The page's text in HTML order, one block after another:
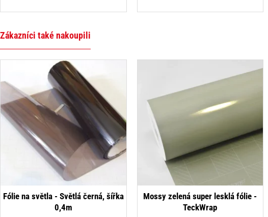
Zákazníci také nakoupili
NEJPRODÁVANĚJŠÍ
Fólie na světla - Světlá černá, šířka
0,4m
Mossy zelená super lesklá fólie -
TeckWrap